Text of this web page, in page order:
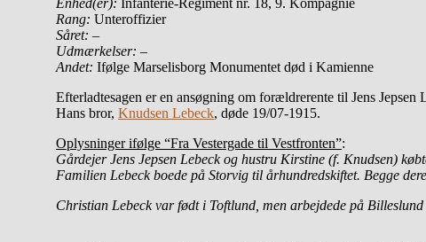
Rang: Unteroffizier
Såret: –
Udmærkelser: –
Andet: Ifølge Marselisborg Monumentet død i Kamienne
Efterladtesagen er en ansøgning om forældrerente til Jens
Hans bror, Knudsen Lebeck, døde 19/07-1915.
Oplysninger ifølge “Fra Vestergade til Vestfronten”:
Gårdejer Jens Jepsen Lebeck og hustru Kirstine (f. Knudsen)
Familien Lebeck boede på Storvig til århundredskiftet. Begge
Christian Lebeck var født i Toftlund, men arbejdede på